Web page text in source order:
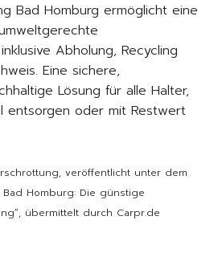
Bad Homburg ermöglicht eine
Abholung, Recycling
Eine sichere,
Lösung für alle Halter,
entsorgen oder mit Restwert
veröffentlicht unter dem
Homburg: Die günstige
übermittelt durch Carpr.de